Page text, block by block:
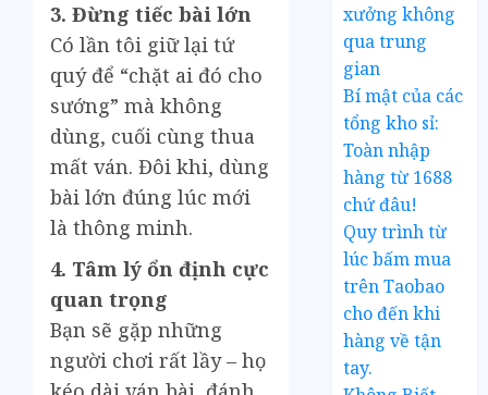
3. Đừng tiếc bài lớn
Có lần tôi giữ lại tứ
quý để “chặt ai đó cho
sướng” mà không
dùng, cuối cùng thua
mất ván. Đôi khi, dùng
bài lớn đúng lúc mới
là thông minh.
4. Tâm lý ổn định cực
quan trọng
Bạn sẽ gặp những
người chơi rất lầy – họ
xưởng không
qua trung
gian
Bí mật của các
tổng kho sỉ:
Toàn nhập
hàng từ 1688
chứ đâu!
Quy trình từ
lúc bấm mua
trên Taobao
cho đến khi
hàng về tận
tay.